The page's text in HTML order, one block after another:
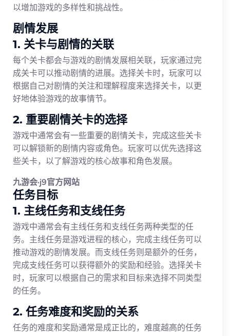
以增加游戏的多样性和挑战性。
剧情发展
1. 关卡与剧情的关联
每个关卡都会与游戏的剧情发展相关联，玩家通过完
成关卡可以推动剧情的进展。选择关卡时，玩家可以
根据自己对剧情的关注和理解程度来选择关卡，以更
好地体验游戏的故事情节。
2. 重要剧情关卡的选择
游戏中通常会有一些重要的剧情关卡，完成这些关卡
可以解锁新的剧情内容或角色。玩家可以优先选择这
些关卡，以了解游戏的核心故事和角色发展。
九游会·j9官方网站
任务目标
1. 主线任务和支线任务
游戏中通常会有主线任务和支线任务两种类型的任
务。主线任务是游戏进程的核心，完成主线任务可以
推动游戏的剧情发展。而支线任务则是额外的任务，
完成支线任务可以获得额外的奖励和经验。选择关卡
时，玩家可以根据自己的需求和目标来选择不同类型
的任务。
2. 任务难度和奖励的关系
任务的难度和奖励通常是成正比的，难度越高的任务